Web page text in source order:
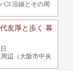
ス沿線とその周
友厚と歩く 幕
辺（大阪市中央